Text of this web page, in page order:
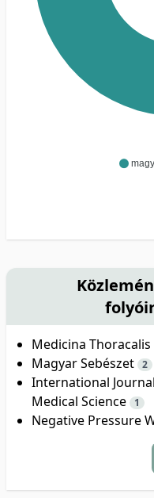
Medicina Thoracalis
Magyar Sebészet 2
International
Medical Science
1
Negative Pressure